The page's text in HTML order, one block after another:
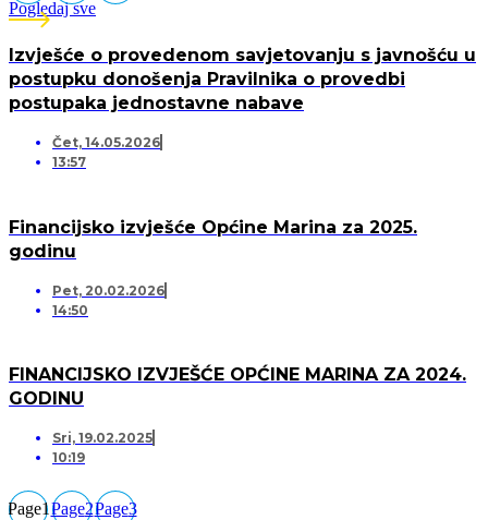
Pogledaj sve
Izvješće o provedenom savjetovanju s javnošću u
postupku donošenja Pravilnika o provedbi
postupaka jednostavne nabave
Čet, 14.05.2026
13:57
Financijsko izvješće Općine Marina za 2025.
godinu
Pet, 20.02.2026
14:50
FINANCIJSKO IZVJEŠĆE OPĆINE MARINA ZA 2024.
GODINU
Sri, 19.02.2025
10:19
Page1Page2Page3